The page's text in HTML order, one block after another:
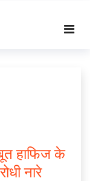
हाफिज के
नारे